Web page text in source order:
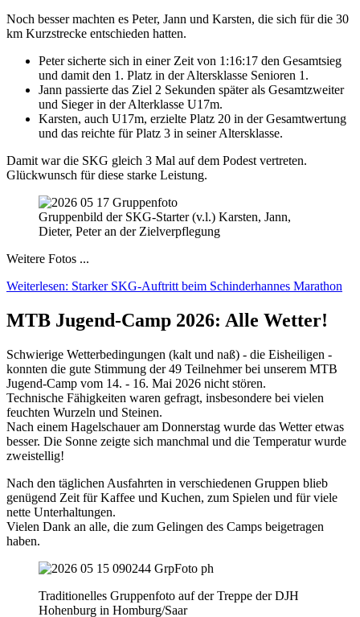
Noch besser machten es Peter, Jann und Karsten, die sich für die 30
km Kurzstrecke entschieden hatten.
Peter sicherte sich in einer Zeit von 1:16:17 den Gesamtsieg
und damit den 1. Platz in der Altersklasse Senioren 1.
Jann passierte das Ziel 2 Sekunden später als Gesamtzweiter
und Sieger in der Alterklasse U17m.
Karsten, auch U17m, erzielte Platz 20 in der Gesamtwertung
und das reichte für Platz 3 in seiner Altersklasse.
Damit war die SKG gleich 3 Mal auf dem Podest vertreten.
Glückwunsch für diese starke Leistung.
Gruppenbild der SKG-Starter (v.l.) Karsten, Jann,
Dieter, Peter an der Zielverpflegung
Weitere Fotos ...
Weiterlesen: Starker SKG-Auftritt beim Schinderhannes Marathon
MTB Jugend-Camp 2026: Alle Wetter!
Schwierige Wetterbedingungen (kalt und naß) - die Eisheiligen -
konnten die gute Stimmung der 49 Teilnehmer bei unserem MTB
Jugend-Camp vom 14. - 16. Mai 2026 nicht stören.
Technische Fähigkeiten waren gefragt, insbesondere bei vielen
feuchten Wurzeln und Steinen.
Nach einem Hagelschauer am Donnerstag wurde das Wetter etwas
besser. Die Sonne zeigte sich manchmal und die Temperatur wurde
zweistellig!
Nach den täglichen Ausfahrten in verschiedenen Gruppen blieb
genügend Zeit für Kaffee und Kuchen, zum Spielen und für viele
nette Unterhaltungen.
Vielen Dank an alle, die zum Gelingen des Camps beigetragen
haben.
Traditionelles Gruppenfoto auf der Treppe der DJH
Hohenburg in Homburg/Saar